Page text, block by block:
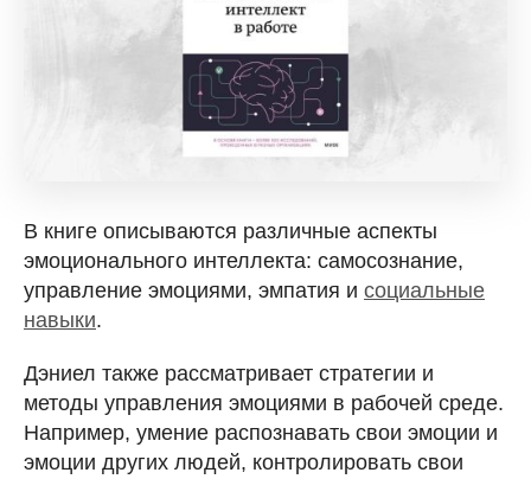
В книге описываются различные аспекты
эмоционального интеллекта: самосознание,
управление эмоциями, эмпатия и социальные
навыки.
Дэниел также рассматривает стратегии и
методы управления эмоциями в рабочей среде.
Например, умение распознавать свои эмоции и
эмоции других людей, контролировать свои